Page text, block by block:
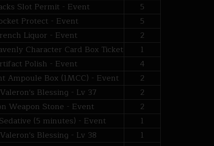
Slot Permit - Event
5
Protect - Event
5
Liquor - Event
2
Character Card Box Ticket
1
Polish - Event
4
Ampoule Box (1MCC) - Event
2
Blessing - Lv 37
2
Weapon Stone - Event
2
(5 minutes) - Event
1
Blessing - Lv 38
1